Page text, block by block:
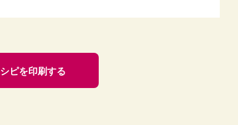
ピを印刷する